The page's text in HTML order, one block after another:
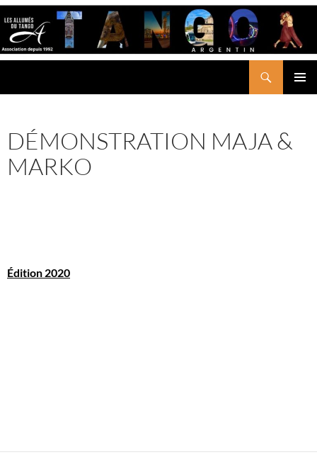
Aller
au
contenu
DÉMONSTRATION MAJA &
MARKO
Édition 2020